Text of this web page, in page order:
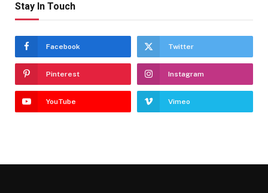
Stay In Touch
Facebook Twitter
Pinterest Instagram
YouTube Vimeo